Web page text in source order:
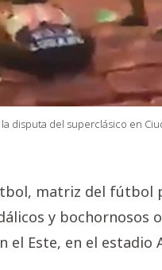
disputa del superclásico en
matriz del
y bochornosos
el Este, en el estadio